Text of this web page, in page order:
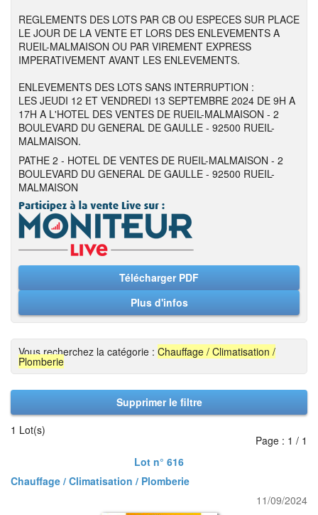
REGLEMENTS DES LOTS PAR CB OU ESPECES SUR PLACE
LE JOUR DE LA VENTE ET LORS DES ENLEVEMENTS A
RUEIL-MALMAISON OU PAR VIREMENT EXPRESS
IMPERATIVEMENT AVANT LES ENLEVEMENTS.
ENLEVEMENTS DES LOTS SANS INTERRUPTION :
LES JEUDI 12 ET VENDREDI 13 SEPTEMBRE 2024 DE 9H A
17H A L'HOTEL DES VENTES DE RUEIL-MALMAISON - 2
BOULEVARD DU GENERAL DE GAULLE - 92500 RUEIL-
MALMAISON.
PATHE 2 - HOTEL DE VENTES DE RUEIL-MALMAISON - 2
BOULEVARD DU GENERAL DE GAULLE - 92500 RUEIL-
MALMAISON
Télécharger PDF
Plus d'infos
Vous recherchez la catégorie : Chauffage / Climatisation /
Plomberie
Supprimer le filtre
1 Lot(s)
Page : 1 / 1
Lot n° 616
Chauffage / Climatisation / Plomberie
11/09/2024